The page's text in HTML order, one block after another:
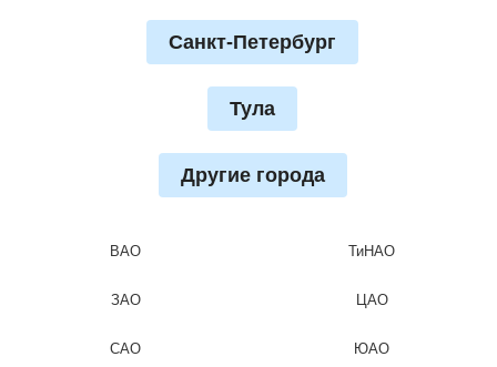
Санкт-Петербург
Тула
Другие города
ВАО
ЗАО
САО
ТиНАО
ЦАО
ЮАО